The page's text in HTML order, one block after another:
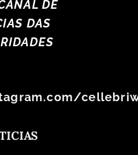
DE
DAS